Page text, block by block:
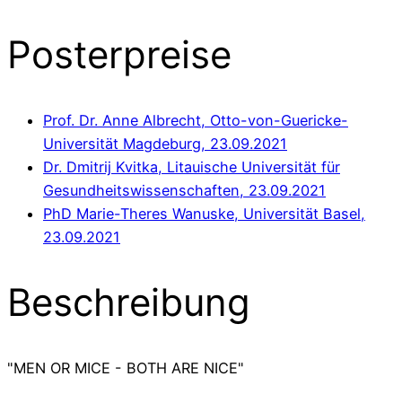
Posterpreise
Prof. Dr. Anne Albrecht, Otto-von-Guericke-
Universität Magdeburg, 23.09.2021
Dr. Dmitrij Kvitka, Litauische Universität für
Gesundheitswissenschaften, 23.09.2021
PhD Marie-Theres Wanuske, Universität Basel,
23.09.2021
Beschreibung
"MEN OR MICE - BOTH ARE NICE"